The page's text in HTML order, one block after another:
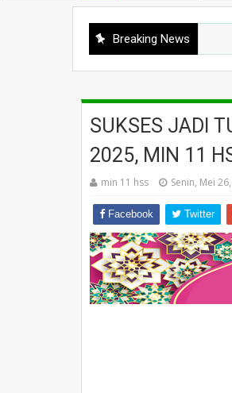
Breaking News
SUKSES JADI
2025, MIN 11
min 11 hss Senin, Mei
Facebook Twitter